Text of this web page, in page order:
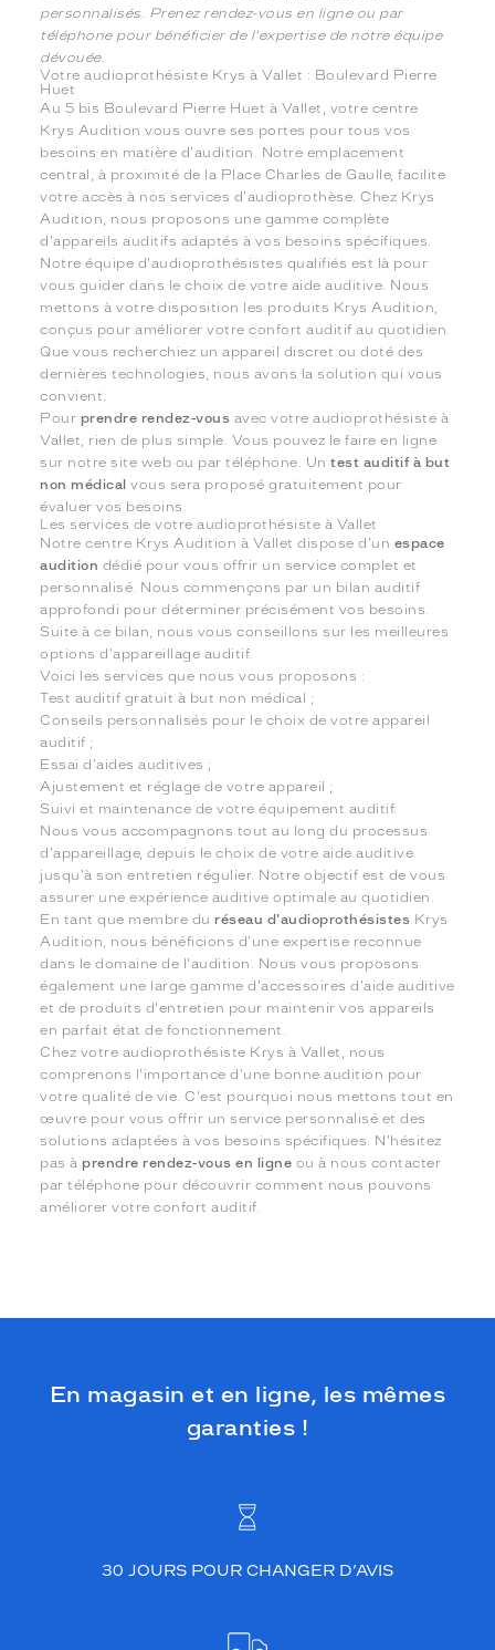
personnalisés. Prenez rendez-vous en ligne ou par
téléphone pour bénéficier de l'expertise de notre équipe
dévouée.
Votre audioprothésiste Krys à Vallet : Boulevard Pierre
Huet
Au 5 bis Boulevard Pierre Huet à Vallet, votre centre
Krys Audition vous ouvre ses portes pour tous vos
besoins en matière d'audition. Notre emplacement
central, à proximité de la Place Charles de Gaulle, facilite
votre accès à nos services d'audioprothèse. Chez Krys
Audition, nous proposons une gamme complète
d'appareils auditifs adaptés à vos besoins spécifiques.
Notre équipe d'audioprothésistes qualifiés est là pour
vous guider dans le choix de votre aide auditive. Nous
mettons à votre disposition les produits Krys Audition,
conçus pour améliorer votre confort auditif au quotidien.
Que vous recherchiez un appareil discret ou doté des
dernières technologies, nous avons la solution qui vous
convient.
Pour prendre rendez-vous avec votre audioprothésiste à
Vallet, rien de plus simple. Vous pouvez le faire en ligne
sur notre site web ou par téléphone. Untest auditif à but
non médical vous sera proposé gratuitement pour
évaluer vos besoins.
Les services de votre audioprothésiste à Vallet
Notre centre Krys Audition à Vallet dispose d'un espace
audition dédié pour vous offrir un service complet et
personnalisé. Nous commençons par un bilan auditif
approfondi pour déterminer précisément vos besoins.
Suite à ce bilan, nous vous conseillons sur les meilleures
options d'appareillage auditif.
Voici les services que nous vous proposons :
Test auditif gratuit à but non médical ;
Conseils personnalisés pour le choix de votre appareil
auditif ;
Essai d'aides auditives ;
Ajustement et réglage de votre appareil ;
Suivi et maintenance de votre équipement auditif.
Nous vous accompagnons tout au long du processus
d'appareillage, depuis le choix de votre aide auditive
jusqu'à son entretien régulier. Notre objectif est de vous
assurer une expérience auditive optimale au quotidien.
En tant que membre du réseau d'audioprothésistes Krys
Audition, nous bénéficions d'une expertise reconnue
dans le domaine de l'audition. Nous vous proposons
également une large gamme d'accessoires d'aide auditive
et de produits d'entretien pour maintenir vos appareils
en parfait état de fonctionnement.
Chez votre audioprothésiste Krys à Vallet, nous
comprenons l'importance d'une bonne audition pour
votre qualité de vie. C'est pourquoi nous mettons tout en
œuvre pour vous offrir un service personnalisé et des
solutions adaptées à vos besoins spécifiques. N'hésitez
pas à prendre rendez-vous en ligne ou à nous contacter
par téléphone pour découvrir comment nous pouvons
améliorer votre confort auditif.
En magasin et en ligne, les mêmes
garanties !
30 JOURS POUR CHANGER D’AVIS